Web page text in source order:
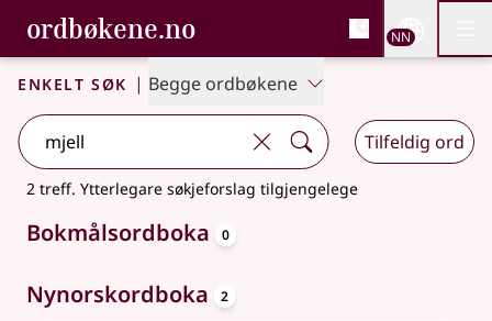
Gå til hovudinnhald
Tilgjenge
ordbøkene.no, Bokmålsordboka og
Bokmålsordboka og Nynorskordboka
NN
Enkelt søk | Begge ordbøkene
Tilfeldig ord
2 treff. Ytterlegare søkjeforslag tilgjengelege
Bokmålsordboka 0
Nynorskordboka 2